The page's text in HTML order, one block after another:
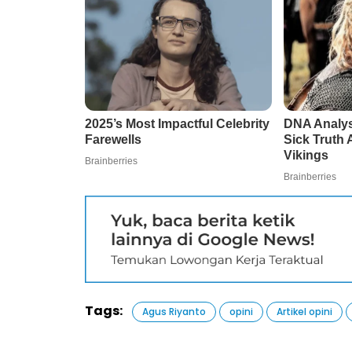
Tags: Agus Riyanto opini Artikel opini